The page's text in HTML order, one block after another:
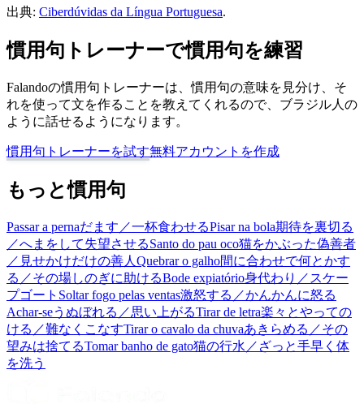
出典: Ciberdúvidas da Língua Portuguesa.
慣用句トレーナーで慣用句を練習
Falandoの慣用句トレーナーは、慣用句の意味を見分け、そ
れを使って文を作ることを教えてくれるので、ブラジル人の
ように話せるようになります。
慣用句トレーナーを試す無料アカウントを作成
もっと慣用句
Passar a pernaだます／一杯食わせるPisar na bola期待を裏切る
／へまをして失望させるSanto do pau oco猫をかぶった偽善者
／見せかけだけの善人 Quebrar o galho間に合わせで何とかす
る／その場しのぎに助けるBode expiatório身代わり／スケー
プゴート Soltar fogo pelas ventas激怒する／かんかんに怒る
Achar-seうぬぼれる／思い上がるTirar de letra楽々とやっての
ける／難なくこなすTirar o cavalo da chuvaあきらめる／その
望みは捨てるTomar banho de gato猫の行水／ざっと手早く体
を洗う